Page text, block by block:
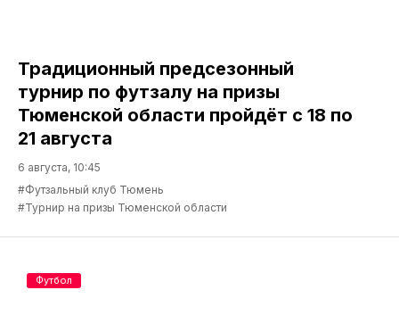
Традиционный предсезонный
турнир по футзалу на призы
Тюменской области пройдёт с 18 по
21 августа
6 августа, 10:45
#Футзальный клуб Тюмень
#Турнир на призы Тюменской области
Футбол